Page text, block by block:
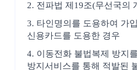
2. 전파법 제19조(무선국의
3. 타인명의를 도용하여 가
신용카드를 도용한 경우
4. 이동전화 불법복제 방지
방지서비스를 통해 적발된